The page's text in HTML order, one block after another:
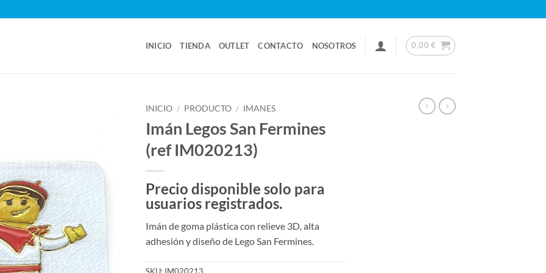
INICIO TIENDA OUTLET CONTACTO NOSOTROS 0,00€
INICIO / PRODUCTO / IMANES
Imán Legos San Fermines
(ref IM020213)
Precio disponible solo para
usuarios registrados.
Imán de goma plástica con relieve 3D, alta
adhesión y diseño de Lego San Fermines.
SKU: IM020213